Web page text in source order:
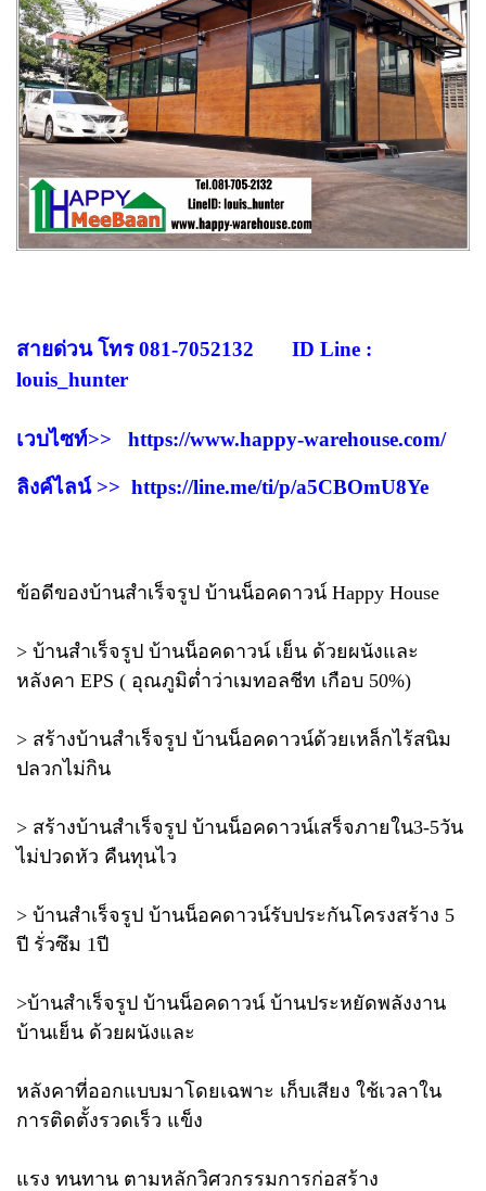
สายด่วน โทร 081-7052132 ID Line :
louis_hunter
เวบไซท์>> https://www.happy-warehouse.com/
ลิงค์ไลน์ >> https://line.me/ti/p/a5CBOmU8Ye
ข้อดีของบ้านสำเร็จรูป บ้านน็อคดาวน์ Happy House
> บ้านสำเร็จรูป บ้านน็อคดาวน์ เย็น ด้วยผนังและ
หลังคา EPS ( อุณภูมิต่ำว่าเมทอลชีท เกือบ 50%)
> สร้างบ้านสำเร็จรูป บ้านน็อคดาวน์ด้วยเหล็กไร้สนิม
ปลวกไม่กิน
> สร้างบ้านสำเร็จรูป บ้านน็อคดาวน์เสร็จภายใน3-5วัน
ไม่ปวดหัว คืนทุนไว
> บ้านสำเร็จรูป บ้านน็อคดาวน์รับประกันโครงสร้าง 5
ปี รั่วซึม 1ปี
>บ้านสำเร็จรูป บ้านน็อคดาวน์ บ้านประหยัดพลังงาน
บ้านเย็น ด้วยผนังและ
หลังคาที่ออกแบบมาโดยเฉพาะ เก็บเสียง ใช้เวลาใน
การติดตั้งรวดเร็ว แข็ง
แรง ทนทาน ตามหลักวิศวกรรมการก่อสร้าง